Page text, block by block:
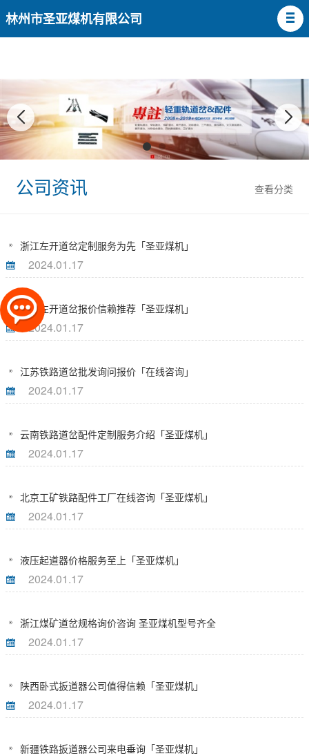
林州市圣亚煤机有限公司
查看分类
公司资讯
浙江左开道岔定制服务为先「圣亚煤机」
2024.01.17
天津左开道岔报价信赖推荐「圣亚煤机」
2024.01.17
江苏铁路道岔批发询问报价「在线咨询」
2024.01.17
云南铁路道岔配件定制服务介绍「圣亚煤机」
2024.01.17
北京工矿铁路配件工厂在线咨询「圣亚煤机」
2024.01.17
液压起道器价格服务至上「圣亚煤机」
2024.01.17
浙江煤矿道岔规格询价咨询 圣亚煤机型号齐全
2024.01.17
陕西卧式扳道器公司值得信赖「圣亚煤机」
2024.01.17
新疆铁路扳道器公司来电垂询「圣亚煤机」